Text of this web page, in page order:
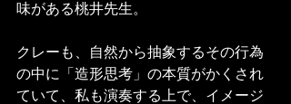
味がある桃井先生。
クレーも、自然から抽象するその行為
の中に「造形思考」の本質がかくされ
ていて、私も演奏する上で、イメージ